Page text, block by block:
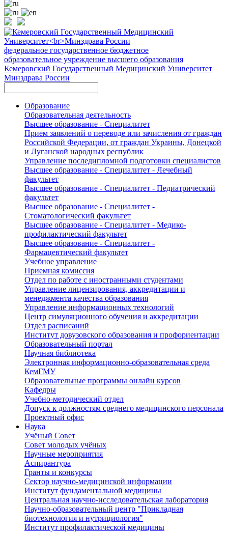
федеральное государственное бюджетное
образовательное учреждение высшего образования
Кемеровский Государственный Медицинский Университет
Минздрава России
Образование
Образовательная деятельность
Высшее образование - Специалитет
Прием заявлений о переводе или зачисления от граждан
Российской Федерации, от граждан Украины, Донецкой
и Луганской народных республик
Управление последипломной подготовки специалистов
Высшее образование - Специалитет - Лечебный
факультет
Высшее образование - Специалитет - Педиатрический
факультет
Высшее образование - Специалитет -
Стоматологический факультет
Высшее образование - Специалитет - Медико-
профилактический факультет
Высшее образование - Специалитет -
Фармацевтический факультет
Учебное управление
Приемная комиссия
Отдел по работе с иностранными студентами
Управление лицензирования, аккредитации и
менеджмента качества образования
Управление информационных технологий
Центр симуляционного обучения и аккредитации
Отдел расписаний
Институт довузовского образования и профориентации
Образовательный портал
Научная библиотека
Электронная информационно-образовательная среда
КемГМУ
Образовательные программы онлайн курсов
Кафедры
Учебно-методический отдел
Допуск к должностям среднего медицинского персонала
Проектный офис
Наука
Учёный Cовет
Совет молодых учёных
Научные мероприятия
Аспирантура
Гранты и конкурсы
Сектор научно-медицинской информации
Институт фундаментальной медицины
Центральная научно-исследовательская лаборатория
Научно-образовательный центр "Прикладная
биотехнология и нутрициология"
Институт профилактической медицины